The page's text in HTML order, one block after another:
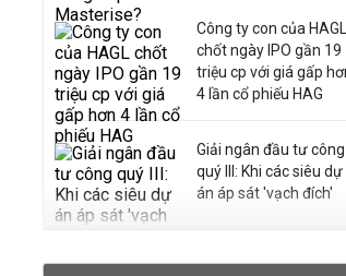
Công ty con của HAGL
chốt ngày IPO gần 19
triệu cp với giá gấp
4 lần cổ phiếu HAG
Giải ngân đầu tư công
quý III: Khi các siêu dự
án áp sát 'vạch đích'